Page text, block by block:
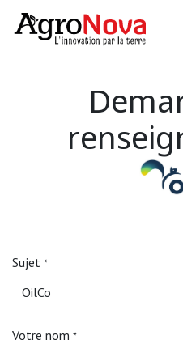
Sujet *
Votre nom *